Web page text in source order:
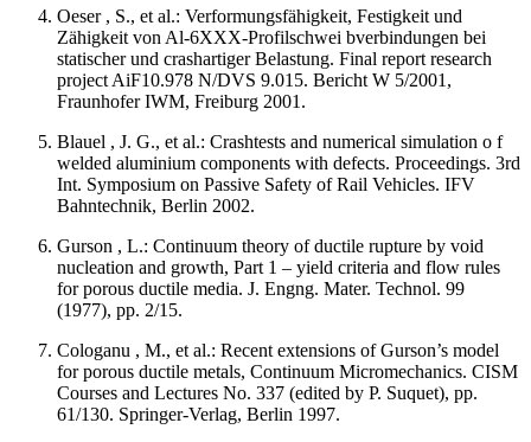
Oeser , S., et al.: Verformungsfähigkeit, Festigkeit und
Zähigkeit von Al-6XXX-Profilschwei bverbindungen bei
statischer und crashartiger Belastung. Final report research
project AiF10.978 N/DVS 9.015. Bericht W 5/2001,
Fraunhofer IWM, Freiburg 2001.
Blauel , J. G., et al.: Crashtests and numerical simulation o f
welded aluminium components with defects. Proceedings. 3rd
Int. Symposium on Passive Safety of Rail Vehicles. IFV
Bahntechnik, Berlin 2002.
Gurson , L.: Continuum theory of ductile rupture by void
nucleation and growth, Part 1 – yield criteria and flow rules
for porous ductile media. J. Engng. Mater. Technol. 99
(1977), pp. 2/15.
Cologanu , M., et al.: Recent extensions of Gurson’s model
for porous ductile metals, Continuum Micromechanics. CISM
Courses and Lectures No. 337 (edited by P. Suquet), pp.
61/130. Springer-Verlag, Berlin 1997.